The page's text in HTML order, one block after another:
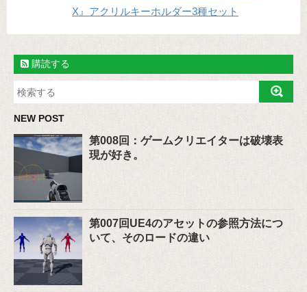
X』アクリルキーホルダー3種セット
購読する
NEW POST
第008回：ゲームクリエイターは破壊表
現が好き。
第007回UE4のアセットの参照方法につ
いて、そのロードの違い